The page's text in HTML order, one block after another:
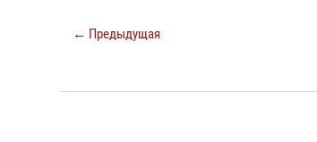
← Предыдущая